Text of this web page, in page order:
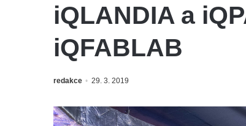
iQLANDIA a
iQFABLAB
redakce 29. 3. 2019